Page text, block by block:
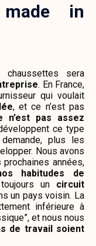
in
chaussettes sera
. En France,
qui voulait
, et ce n’est pas
n’est pas assez
ce type
plus les
Nous avons
années,
habitudes de
un circuit
un pays voisin. La
inférieure à
et nous nous
de travail soient